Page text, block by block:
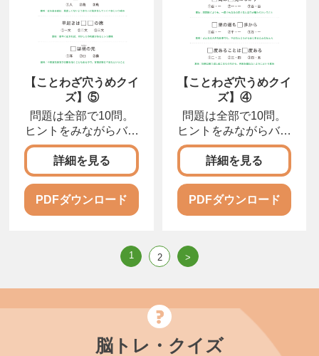
【ことわざ穴うめクイ
ズ】⑤
問題は全部で10問。
ヒントをみながらバラ
バラになったカタカナ
をならびかえて、正し
い言葉にしましょう。
詳細を見る
PDFダウンロード
【ことわざ穴うめクイ
ズ】④
問題は全部で10問。
ヒントをみながらバラ
バラになったカタカナ
をならびかえて、正し
い言葉にしましょう。
詳細を見る
PDFダウンロード
1 2 >
脳トレ・クイズ